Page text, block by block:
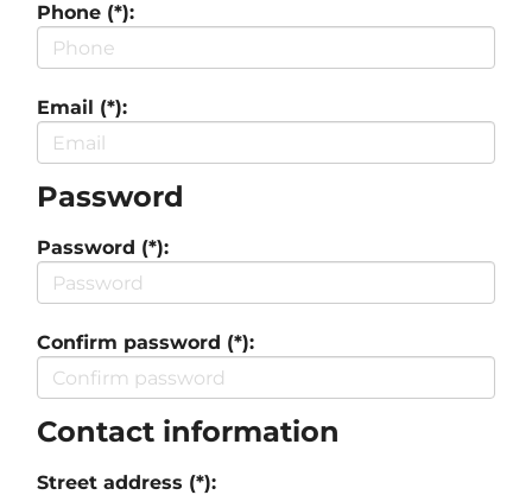
Phone (*):
Email (*):
Password
Password (*):
Confirm password (*):
Contact information
Street address (*):